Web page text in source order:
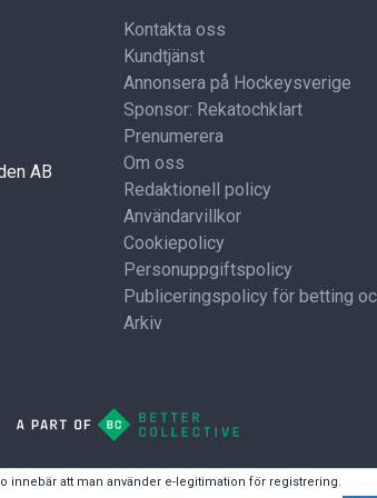
AB
Kontakta oss
Kundtjänst
Annonsera på Hockeysverige
Sponsor: Rekatochklart
Prenumerera
Om oss
Redaktionell policy
Användarvillkor
Cookiepolicy
Personuppgiftspolicy
Publiceringspolicy för betting
Arkiv
innebär att man använder e-legitimation för registrering.